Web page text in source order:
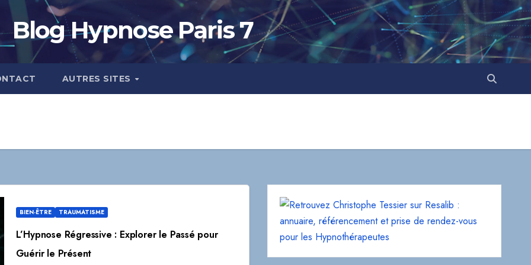
Blog Hypnose Paris 7
AUTRES SITES
BIEN-ÊTRE TRAUMATISME
L’Hypnose Régressive : Explorer le Passé pour
Guérir le Présent